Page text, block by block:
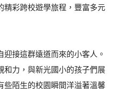
精彩跨校遊學旅程，豐富多元
接這群遠道而來的小客人。
和力，與新光國小的孩子們展
些陌生的校園瞬間洋溢著溫馨